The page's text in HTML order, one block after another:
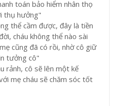
toán bảo hiểm nhân thọ
thụ hưởng"
thể cầm được, đây là tiền
cháu không thể nào sài
cũng đã có rồi, nhờ cô giữ
tưởng cô"
rảnh, cô sẽ lên một kế
mẹ cháu sẽ chăm sóc tốt